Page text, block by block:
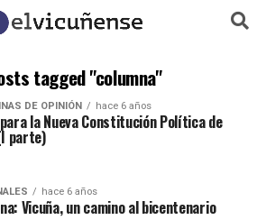
tagged "columna"
DE OPINIÓN hace 6 años
la Nueva Constitución Política de
parte)
hace 6 años
Vicuña, un camino al bicentenario